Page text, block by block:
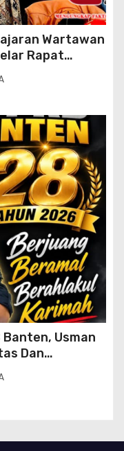
Wartawan
Rapat
Di Jakarta
Banten, Usman
Dan